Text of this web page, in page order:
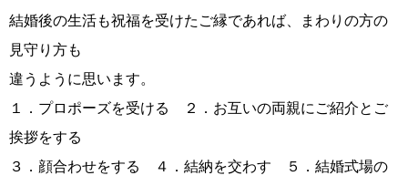
鹿児島店
結婚後の生活も祝福を受けたご縁であれば、まわりの方の
見守り方も
違うように思います。
１．プロポーズを受ける ２．お互いの両親にご紹介とご
挨拶をする
３．顔合わせをする ４．結納を交わす ５．結婚式場の